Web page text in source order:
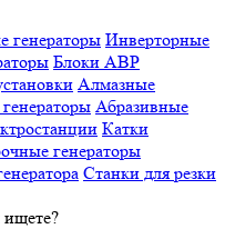
генераторы Инверторные
Блоки АВР
Алмазные
Абразивные
Катки
генераторы
Станки для резки